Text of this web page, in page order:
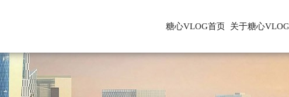
糖心VLOG首页 关于糖心VLOG